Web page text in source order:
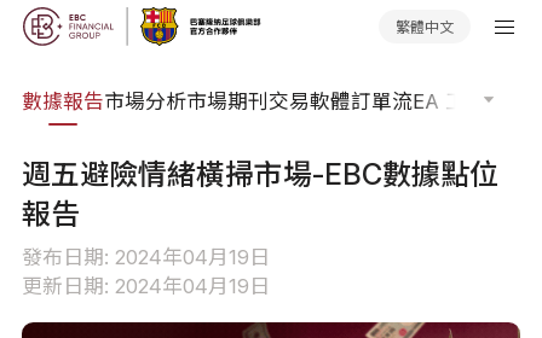
繁體中文
數據報告市場分析市場期刊交易軟體訂單流EA 工具庫
週五避險情緒橫掃市場-EBC數據點位
報告
發布日期: 2024年04月19日
更新日期: 2024年04月19日